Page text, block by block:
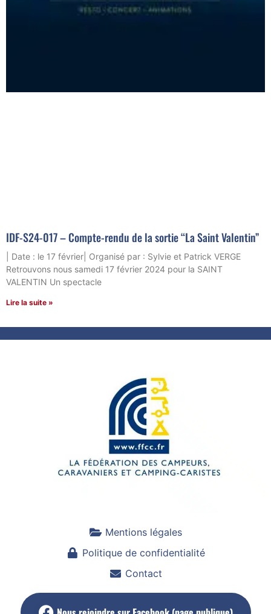
IDF-S24-017 – Compte-rendu de la sortie “La Saint Valentin”
| Date : le 17 février| Organisé par : Sylvie et Patrick VERGE
Retrouvons nous samedi 17 février 2024 pour la SAINT
VALENTIN Un spectacle
Lire la suite »
Mentions légales
Politique de confidentialité
Contact